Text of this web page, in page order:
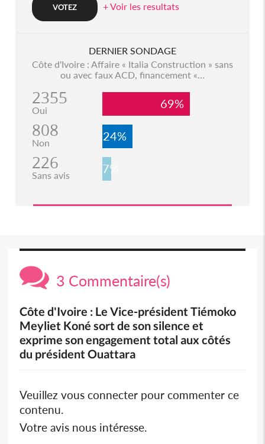
+ Voir les resultats
DERNIER SONDAGE
Côte d'Ivoire : Affaire « Italia Construction » sans
ou avec faux ACD, financement «...
2355
Oui 69%
808
Non 24%
226
Sans avis 7%
3 Commentaire(s)
Côte d'Ivoire : Le Vice-président Tiémoko
Meyliet Koné sort de son silence et
exprime son engagement total aux côtés
du président Ouattara
Veuillez vous connecter pour commenter ce
contenu.
Votre avis nous intéresse.